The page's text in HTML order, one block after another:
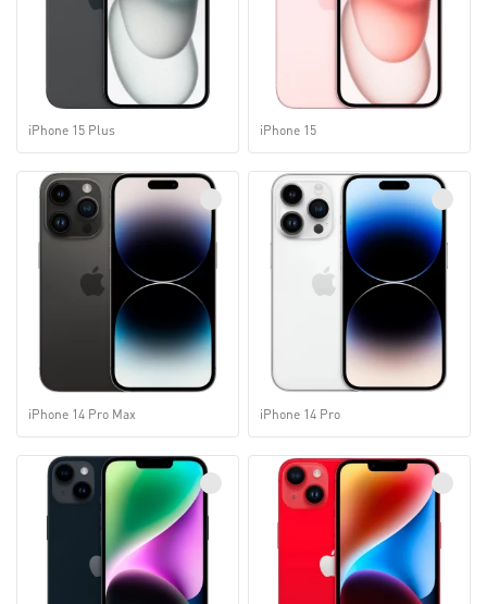
iPhone 15 Plus iPhone 15
iPhone 14 Pro Max iPhone 14 Pro